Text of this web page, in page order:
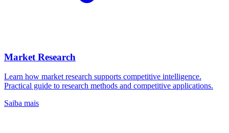
Market Research
Learn how market research supports competitive intelligence.
Practical guide to research methods and competitive applications.
Saiba mais